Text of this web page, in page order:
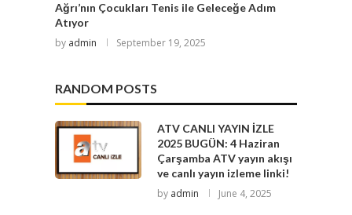
Ağrı’nın Çocukları Tenis ile Geleceğe Adım
Atıyor
by admin September 19, 2025
RANDOM POSTS
ATV CANLI YAYIN İZLE
2025 BUGÜN: 4 Haziran
Çarşamba ATV yayın akışı
ve canlı yayın izleme linki!
by admin June 4, 2025